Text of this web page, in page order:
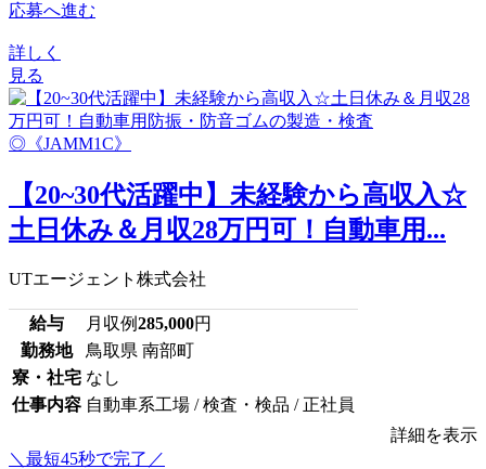
応募へ進む
詳しく
見る
【20~30代活躍中】未経験から高収入☆
土日休み＆月収28万円可！自動車用...
UTエージェント株式会社
給与 月収例285,000円
勤務地
鳥取県 南部町
寮・社宅 なし
仕事内容 自動車系工場 / 検査・検品 / 正社員
詳細を表示
＼最短45秒で完了／